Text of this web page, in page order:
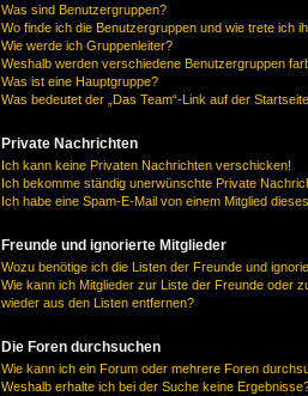
Was sind Benutzergruppen?
Wo finde ich die Benutzergruppen und wie trete ich
Wie werde ich Gruppenleiter?
Weshalb werden verschiedene Benutzergruppen
Was ist eine Hauptgruppe?
Was bedeutet der „Das Team“-Link auf der
Private Nachrichten
Ich kann keine Privaten Nachrichten verschicken!
Ich bekomme ständig unerwünschte Private
Ich habe eine Spam-E-Mail von einem Mitglied
Freunde und ignorierte Mitglieder
Wozu benötige ich die Listen der Freunde und
Wie kann ich Mitglieder zur Liste der Freunde oder
wieder aus den Listen entfernen?
Die Foren durchsuchen
Wie kann ich ein Forum oder mehrere Foren
Weshalb erhalte ich bei der Suche keine